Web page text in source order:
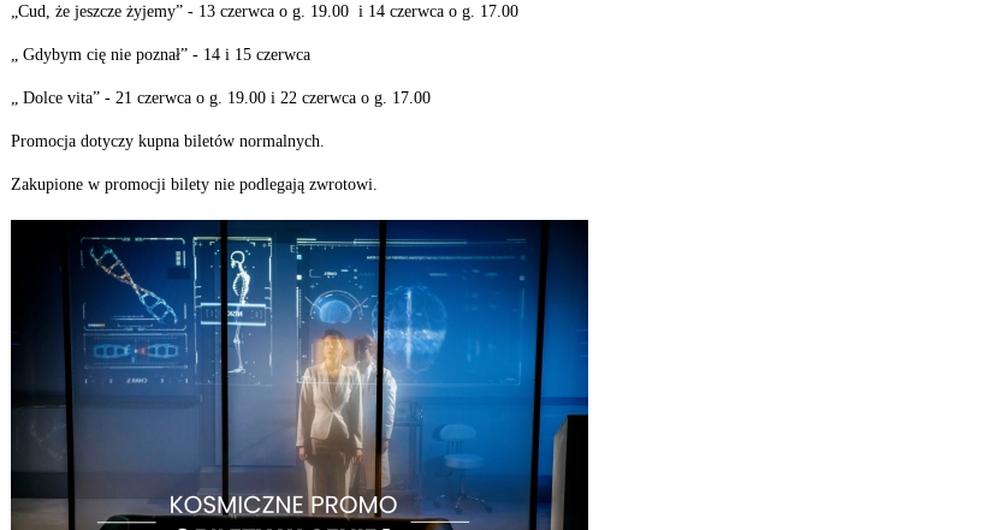
„Cud, że jeszcze żyjemy” - 13 czerwca o g. 19.00 i 14 czerwca o g. 17.00
„ Gdybym cię nie poznał” - 14 i 15 czerwca
„ Dolce vita” - 21 czerwca o g. 19.00 i 22 czerwca o g. 17.00
Promocja dotyczy kupna biletów normalnych.
Zakupione w promocji bilety nie podlegają zwrotowi.